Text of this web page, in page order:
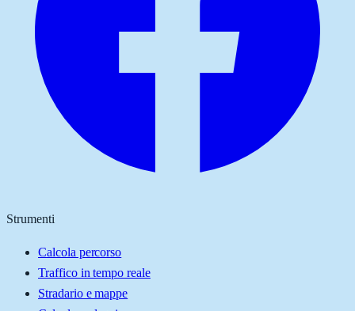
Strumenti
Calcola percorso
Traffico in tempo reale
Stradario e mappe